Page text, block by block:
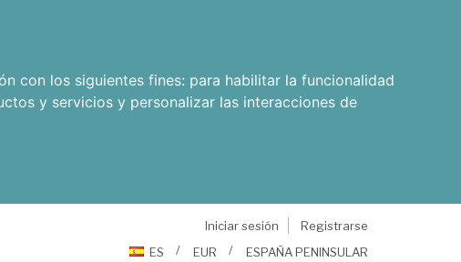
con los siguientes fines: para habilitar la funcionalidad
y servicios y personalizar las interacciones de
Iniciar sesión
Registrarse
ES
EUR ESPAÑA PENINSULAR